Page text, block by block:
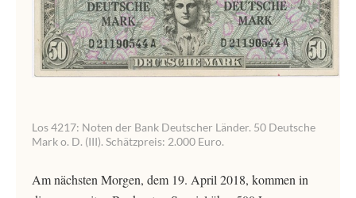
Los 4217: Noten der Bank Deutscher Länder. 50 Deutsche
Mark o. D. (III). Schätzpreis: 2.000 Euro.
Am nächsten Morgen, dem 19. April 2018, kommen in